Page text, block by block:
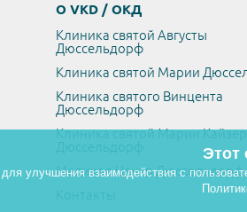
О VKD / ОКД
Клиника святой Августы
Дюссельдорф
Клиника святой Марии
Клиника святого Винцента
Дюссельдорф
Клиника святой Марии
Дюссельдорф
Медикал Центр Дюссельдорф
Контакты
Этот
для улучшения взаимодействия с